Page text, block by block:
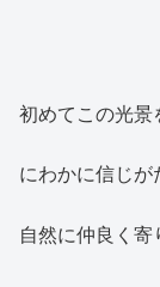
初めてこの光景
にわかに信じが
自然に仲良く寄